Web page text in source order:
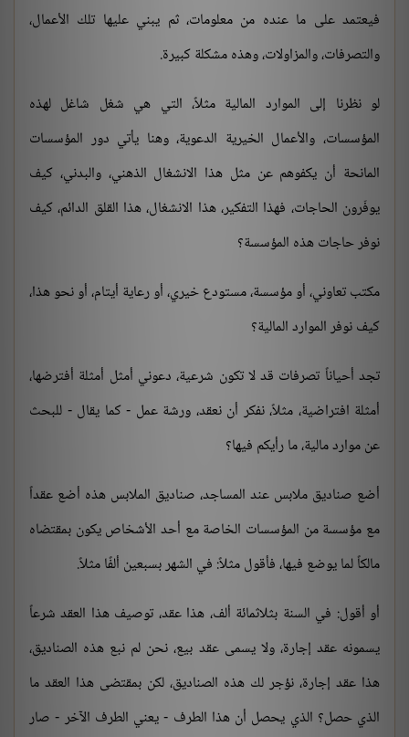
فيعتمد على ما عنده من معلومات، ثم يبني عليها تلك الأعمال،
والتصرفات، والمزاولات، وهذه مشكلة كبيرة.
لو نظرنا إلى الموارد المالية مثلاً، التي هي شغل شاغل لهذه
المؤسسات، والأعمال الخيرية الدعوية، وهنا يأتي دور المؤسسات
المانحة أن يكفوهم عن مثل هذا الانشغال الذهني، والبدني، كيف
يوفّرون الحاجات، فهذا التفكير، هذا الانشغال، هذا القلق الدائم، كيف
نوفر حاجات هذه المؤسسة؟
مكتب تعاوني، أو مؤسسة، مستودع خيري، أو رعاية أيتام، أو نحو هذا،
كيف نوفر الموارد المالية؟
تجد أحياناً تصرفات قد لا تكون شرعية، دعوني أمثل أمثلة أفترضها،
أمثلة افتراضية، مثلاً، نفكر أن نعقد، ورشة عمل - كما يقال - للبحث
عن موارد مالية، ما رأيكم فيها؟
أضع صناديق ملابس عند المساجد، صناديق الملابس هذه أضع عقداً
مع مؤسسة من المؤسسات الخاصة مع أحد الأشخاص يكون بمقتضاه
مالكاً لما يوضع فيها، فأقول مثلاً: في الشهر بسبعين ألفًا مثلاً.
أو أقول: في السنة بثلاثمائة ألف، هذا عقد، توصيف هذا العقد شرعاً
يسمونه عقد إجارة، ولا يسمى عقد بيع، نحن لم نبع هذه الصناديق،
هذا عقد إجارة، نؤجر لك هذه الصناديق، لكن بمقتضى هذا العقد ما
الذي حصل؟ الذي يحصل أن هذا الطرف - يعني الطرف الآخر - صار